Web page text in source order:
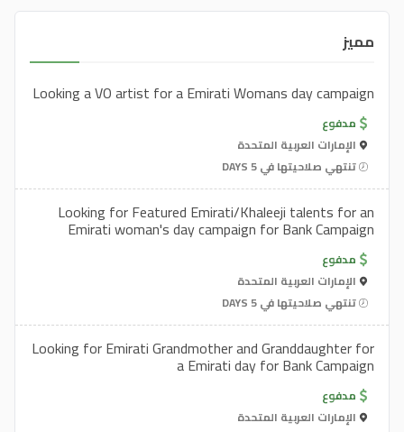
مميز
Looking a VO artist for a Emirati Womans day campaign
مدفوع
الإمارات العربية المتحدة
تنتهي صلاحيتها في 5 DAYS
Looking for Featured Emirati/Khaleeji talents for an
Emirati woman's day campaign for Bank Campaign
مدفوع
الإمارات العربية المتحدة
تنتهي صلاحيتها في 5 DAYS
Looking for Emirati Grandmother and Granddaughter for
a Emirati day for Bank Campaign
مدفوع
الإمارات العربية المتحدة